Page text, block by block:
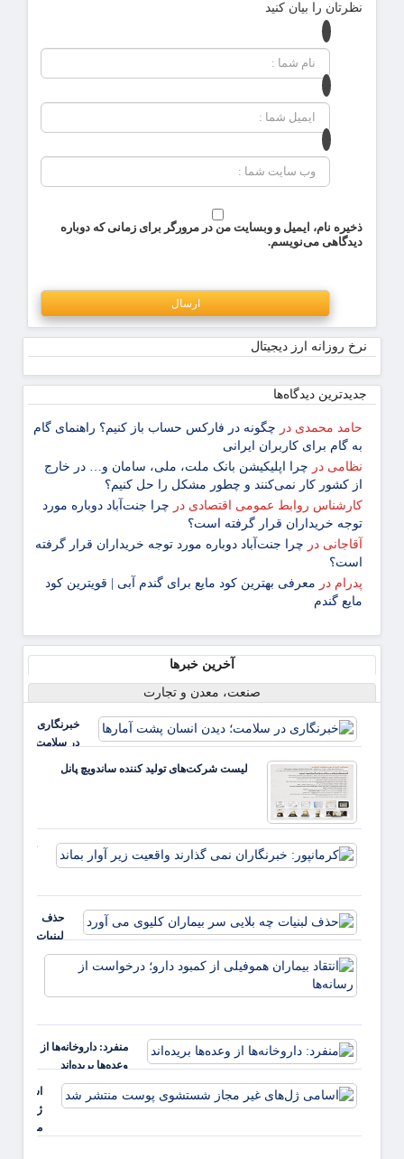
نظرتان را بیان کنید
ذخیره نام، ایمیل و وبسایت من در مرورگر برای زمانی که دوباره
دیدگاهی می‌نویسم.
نرخ روزانه ارز دیجیتال
جدیدترین دیدگاه‌‌ها
حامد محمدی در چگونه در فارکس حساب باز کنیم؟ راهنمای گام
‌به ‌گام برای کاربران ایرانی
نظامی در چرا اپلیکیشن بانک ملت، ملی، سامان و… در خارج
از کشور کار نمی‌کنند و چطور مشکل را حل کنیم؟
کارشناس روابط عمومی اقتصادی در چرا جنت‌آباد دوباره مورد
توجه خریداران قرار گرفته است؟
آقاجانی در چرا جنت‌آباد دوباره مورد توجه خریداران قرار گرفته
است؟
پدرام در معرفی بهترین کود مایع برای گندم آبی | قویترین کود
مایع گندم
آخرین خبرها
صنعت، معدن و تجارت
خبرنگاری
در سلامت؛
دیدن
انسان
لیست شرکت‌های تولید کننده ساندویچ پانل
حذف
لبنیات
چه بلایی
می آورد
منفرد: داروخانه‌ها از
وعده‌ها بریده‌اند
اسامی
ژل‌های
مجاز